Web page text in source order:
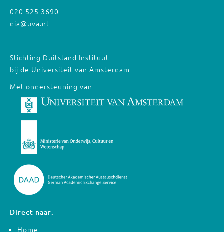
020 525 3690
dia@uva.nl
Stichting Duitsland Instituut
bij de Universiteit van Amsterdam
Met ondersteuning van
Direct naar:
Home